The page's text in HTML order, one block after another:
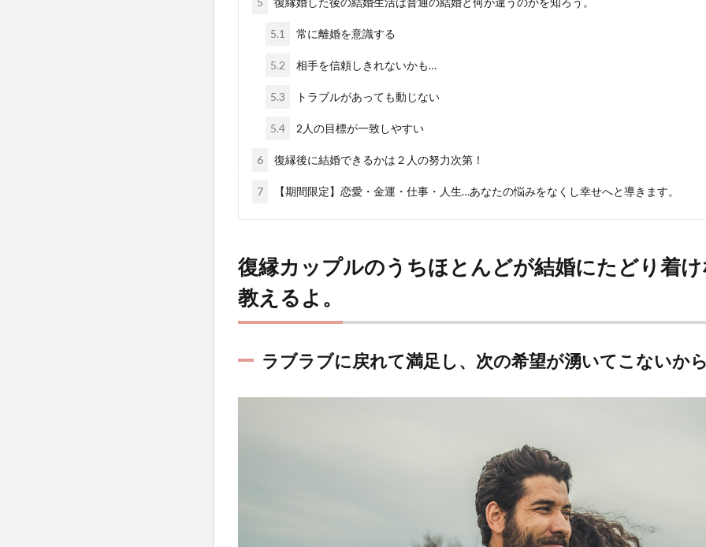
5.1 常に離婚を意識する
5.2 相手を信頼しきれないかも…
5.3 トラブルがあっても動じない
5.4 2人の目標が一致しやすい
6 復縁後に結婚できるかは２人の努力次第！
7 【期間限定】恋愛・金運・仕事・人生…あなたの悩みをなくし幸せへと導きます。
復縁カップルのうちほとんどが結婚にたどり着
教えるよ。
ラブラブに戻れて満足し、次の希望が湧いてこないから